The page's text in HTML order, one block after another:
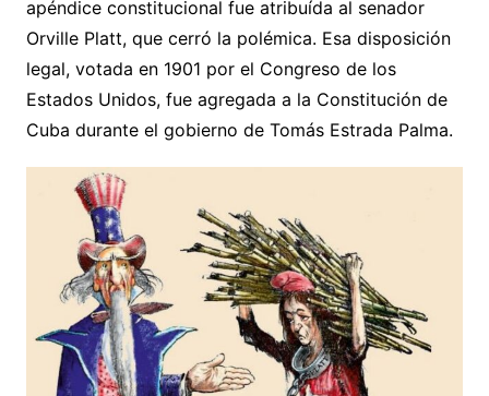
apéndice constitucional fue atribuída al senador
Orville Platt, que cerró la polémica. Esa disposición
legal, votada en 1901 por el Congreso de los
Estados Unidos, fue agregada a la Constitución de
Cuba durante el gobierno de Tomás Estrada Palma.